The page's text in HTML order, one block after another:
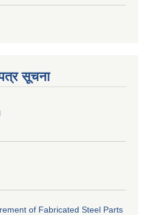
सूचना
of Fabricated Steel Parts